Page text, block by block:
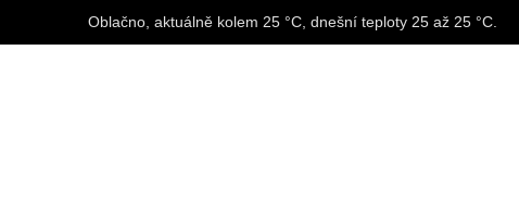
Oblačno, aktuálně kolem 25 °C, dnešní teploty 25 až 25 °C.